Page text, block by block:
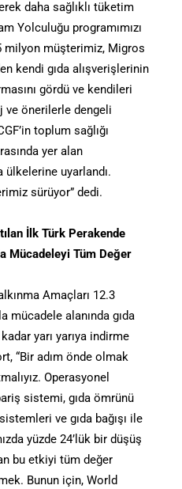
daha sağlıklı tüketim
Yolculuğu programımızı
milyon müşterimiz, Migros
kendi gıda alışverişlerinin
gördü ve kendileri
ve önerilerle dengeli
toplum sağlığı
yer alan
ülkelerine uyarlandı.
sürüyor” dedi.
İlk Türk Perakende
Mücadeleyi Tüm Değer
Amaçları 12.3
mücadele alanında gıda
yarı yarıya indirme
“Bir adım önde olmak
Operasyonel
sistemi, gıda ömrünü
ve gıda bağışı ile
yüzde 24’lük bir düşüş
bu etkiyi tüm değer
Bunun için, World